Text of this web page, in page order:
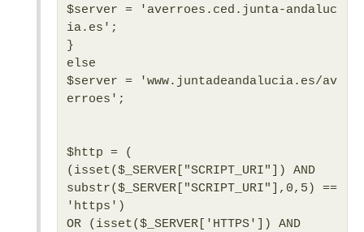
$server = 'averroes.ced.junta-andaluc
ia.es';
}
else
$server = 'www.juntadeandalucia.es/av
erroes';
$http = (
(isset($_SERVER["SCRIPT_URI"]) AND
substr($_SERVER["SCRIPT_URI"],0,5) ==
'https')
OR (isset($_SERVER['HTTPS']) AND